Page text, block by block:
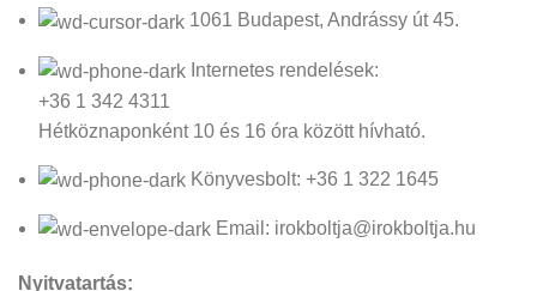
1061 Budapest, Andrássy út 45.
Internetes rendelések:
+36 1 342 4311
Hétköznaponként 10 és 16 óra között hívható.
Könyvesbolt: +36 1 322 1645
Email: irokboltja@irokboltja.hu
Nyitvatartás: